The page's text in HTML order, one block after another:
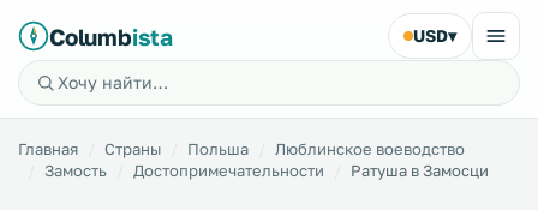
Columbista USD▾
Главная Страны Польша
Люблинское воеводство
Замость
Достопримечательности Ратуша в Замосци